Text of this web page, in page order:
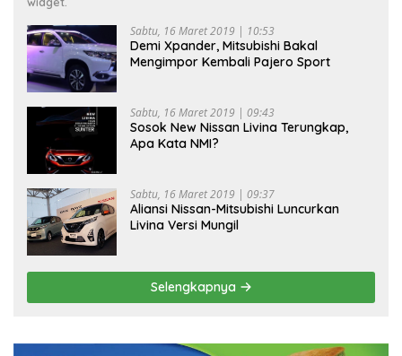
Sabtu, 16 Maret 2019 | 10:53
Demi Xpander, Mitsubishi Bakal
Mengimpor Kembali Pajero Sport
Sabtu, 16 Maret 2019 | 09:43
Sosok New Nissan Livina Terungkap,
Apa Kata NMI?
Sabtu, 16 Maret 2019 | 09:37
Aliansi Nissan-Mitsubishi Luncurkan
Livina Versi Mungil
Selengkapnya